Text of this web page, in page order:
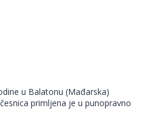
u Balatonu (Mađarska)
primljena je u punopravno